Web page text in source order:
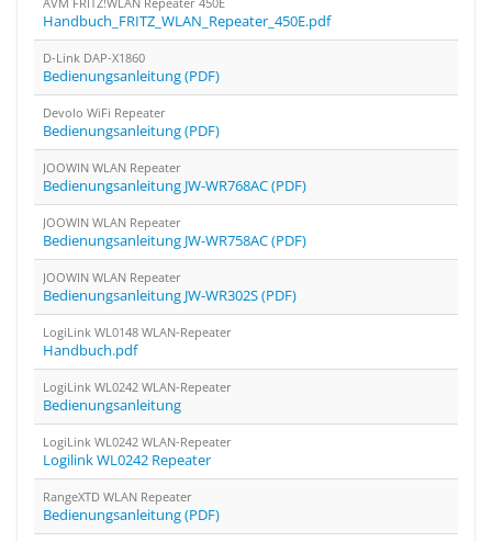
Handbuch_FRITZ_WLAN_Repeater_450E.pdf
D-Link DAP-X1860
Bedienungsanleitung (PDF)
Devolo WiFi Repeater
Bedienungsanleitung (PDF)
JOOWIN WLAN Repeater
Bedienungsanleitung JW-WR768AC (PDF)
JOOWIN WLAN Repeater
Bedienungsanleitung JW-WR758AC (PDF)
JOOWIN WLAN Repeater
Bedienungsanleitung JW-WR302S (PDF)
LogiLink WL0148 WLAN-Repeater
Handbuch.pdf
LogiLink WL0242 WLAN-Repeater
Bedienungsanleitung
LogiLink WL0242 WLAN-Repeater
Logilink WL0242 Repeater
RangeXTD WLAN Repeater
Bedienungsanleitung (PDF)